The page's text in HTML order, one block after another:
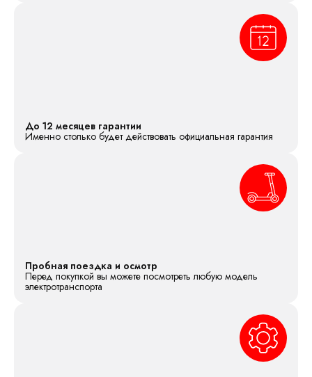
До 12 месяцев гарантии
Именно столько будет действовать официальная гарантия
Пробная поездка и осмотр
Перед покупкой вы можете посмотреть любую модель
электротранспорта